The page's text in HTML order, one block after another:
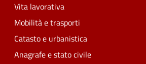
Vita lavorativa
Mobilità e trasporti
Catasto e urbanistica
Anagrafe e stato civile